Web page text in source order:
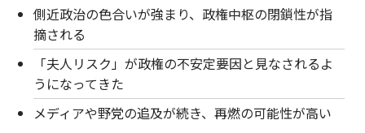
側近政治の色合いが強まり、政権中枢の閉鎖性が指
摘される
「夫人リスク」が政権の不安定要因と見なされるよ
うになってきた
メディアや野党の追及が続き、再燃の可能性が高い